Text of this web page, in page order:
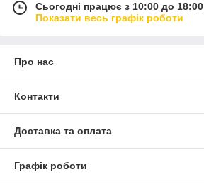
Сьогодні працює з 10:00 до 18:00
Показати весь графік роботи
Про нас
Контакти
Доставка та оплата
Графік роботи